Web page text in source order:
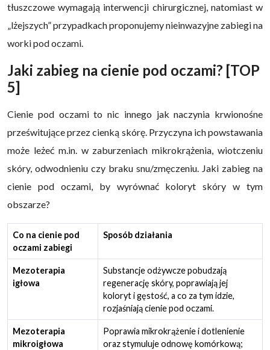
tłuszczowe wymagają interwencji chirurgicznej, natomiast w
„lżejszych” przypadkach proponujemy nieinwazyjne zabiegi na
worki pod oczami.
Jaki zabieg na cienie pod oczami? [TOP
5]
Cienie pod oczami to nic innego jak naczynia krwionośne
prześwitujące przez cienką skórę. Przyczyna ich powstawania
może leżeć m.in. w zaburzeniach mikrokrążenia, wiotczeniu
skóry, odwodnieniu czy braku snu/zmęczeniu. Jaki zabieg na
cienie pod oczami, by wyrównać koloryt skóry w tym
obszarze?
Co na cienie pod
oczami zabiegi
Sposób działania
Mezoterapia
igłowa
Substancje odżywcze pobudzają
regenerację skóry, poprawiają jej
koloryt i gęstość, a co za tym idzie,
rozjaśniają cienie pod oczami.
Mezoterapia
mikroigłowa
Poprawia mikrokrążenie i dotlenienie
oraz stymuluje odnowę komórkową;